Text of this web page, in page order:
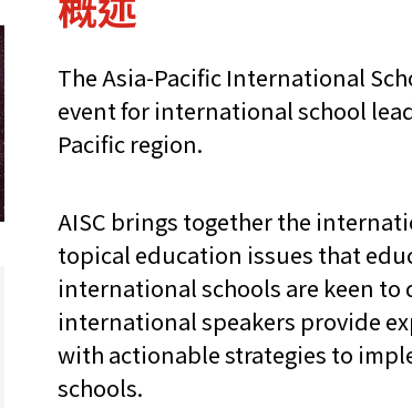
The Asia-Pacific International
event for international school
Pacific region.
AISC brings together the
topical education issues that
international schools are keen to
international speakers provide
with actionable strategies to
schools.